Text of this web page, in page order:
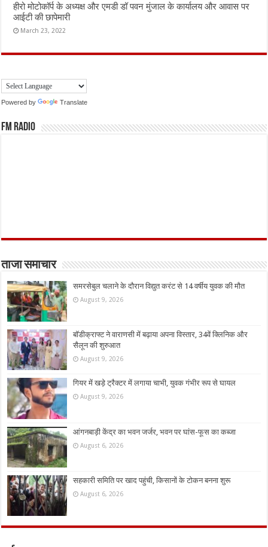
हीरो मोटोकॉर्प के अध्यक्ष और एमडी डॉ पवन मुंजाल के कार्यालय और आवास पर
आईटी की छापेमारी
March 23, 2022
Powered by Translate
FM Radio
ताजा समाचार
समरसेबुल चलाने के दौरान विद्युत करंट से 14 वर्षीय युवक की मौत
August 9, 2026
बॉडीक्राफ्ट ने वाराणसी में बढ़ाया अपना विस्तार, 34वें क्लिनिक और
सैलून की शुरुआत
August 9, 2026
गियर में खड़े ट्रैक्टर में लगाया चाभी, युवक गंभीर रूप से घायल
August 9, 2026
आंगनबाड़ी केंद्र का भवन जर्जर, भवन पर घांस-फूस का कब्जा
August 6, 2026
सहकारी समिति पर खाद पहुंची, किसानों के टोकन बनना शुरू
August 6, 2026